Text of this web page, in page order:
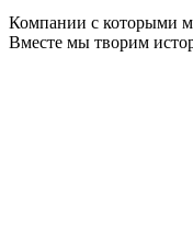
Компании с которыми
Вместе мы творим